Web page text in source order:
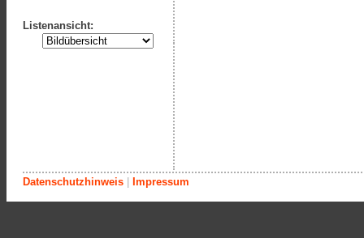
Listenansicht:
Datenschutzhinweis Impressum